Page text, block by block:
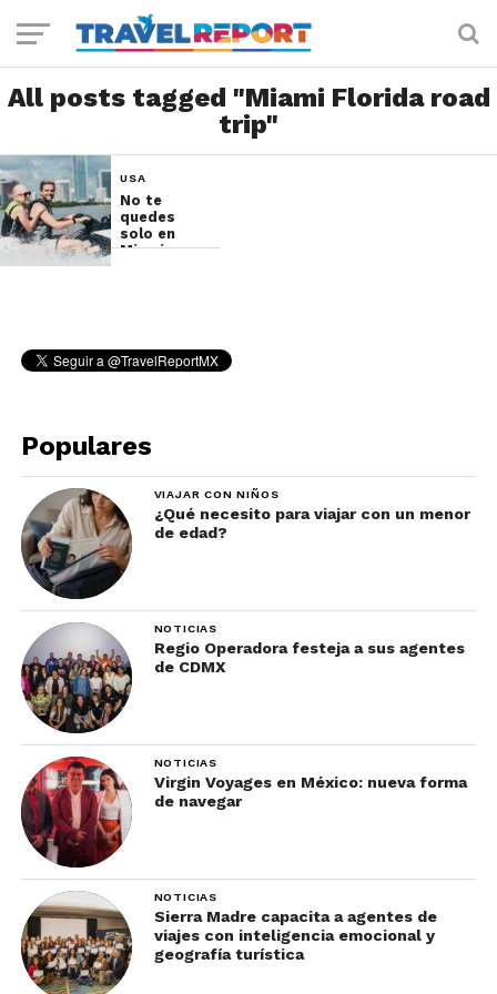
All posts tagged "Miami Florida road
trip"
USA
No te
quedes
solo en
Miami
Populares
VIAJAR CON NIÑOS
¿Qué necesito para viajar con un menor
de edad?
NOTICIAS
Regio Operadora festeja a sus agentes
de CDMX
NOTICIAS
Virgin Voyages en México: nueva forma
de navegar
NOTICIAS
Sierra Madre capacita a agentes de
viajes con inteligencia emocional y
geografía turística